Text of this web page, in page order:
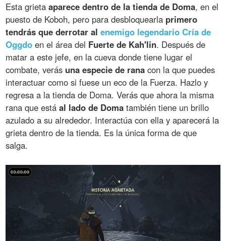
Esta grietaaparece dentro de la tienda de Doma, en el
puesto de Koboh, pero para desbloquearla primero
tendrás que derrotar alenemigo legendario Cría de
Oggdo en el área del Fuerte de Kah'lin. Después de
matar a este jefe, en la cueva donde tiene lugar el
combate, verás una especie de rana con la que puedes
interactuar como si fuese un eco de la Fuerza. Hazlo y
regresa a la tienda de Doma. Verás que ahora la misma
rana que estáal lado de Doma también tiene un brillo
azulado a su alrededor. Interactúa con ella y aparecerá la
grieta dentro de la tienda. Es la única forma de que
salga.